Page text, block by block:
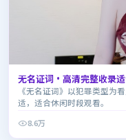
无名证词·高清完整收录
《无名证词》以犯罪类型为
适，适合休闲时段观看。
8.6万